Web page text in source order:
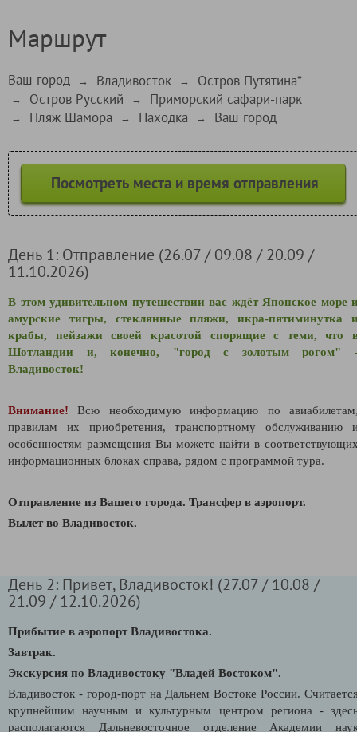
Маршрут
Ваш город → Владивосток → Остров Путятина*
→ Остров Русский → Приморский сафари-парк
→ Пляж Шамора → Находка → Ваш город
Посмотреть места и время отправления
День 1: Отправление (26.07 / 09.08 / 20.09 /
11.10.2026)
В этом удивительном путешествии вас ждёт Японское море
амурские тигры, стеклянные пляжи, икра-пятиминутка
крабы, пейзажи своей красотой спорящие с теми, что
Шотландии и, конечно, "город с золотым рогом"
Владивосток!
Внимание!
Всю необходимую информацию по
правилам их приобретения, транспортному обслуживанию
особенностям размещения Вы можете найти в
информационных блоках справа, рядом с программой тура.
Отправление из Вашего города. Трансфер в аэропорт.
Вылет во Владивосток.
День 2: Привет, Владивосток! (27.07 / 10.08 /
21.09 / 12.10.2026)
Прибытие в аэропорт Владивостока.
Завтрак.
Экскурсия по Владивостоку "Владей Востоком".
Владивосток - город-порт на Дальнем Востоке России.
крупнейшим научным и культурным центром региона -
располагаются Дальневосточное отделение Академии